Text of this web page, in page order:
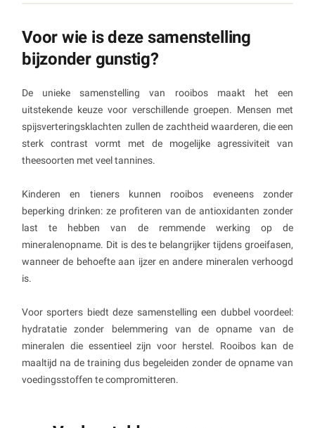
Voor wie is deze samenstelling
bijzonder gunstig?
De unieke samenstelling van rooibos maakt het een
uitstekende keuze voor verschillende groepen. Mensen met
spijsverteringsklachten zullen de zachtheid waarderen, die een
sterk contrast vormt met de mogelijke agressiviteit van
theesoorten met veel tannines.
Kinderen en tieners kunnen rooibos eveneens zonder
beperking drinken: ze profiteren van de antioxidanten zonder
last te hebben van de remmende werking op de
mineralenopname. Dit is des te belangrijker tijdens groeifasen,
wanneer de behoefte aan ijzer en andere mineralen verhoogd
is.
Voor sporters biedt deze samenstelling een dubbel voordeel:
hydratatie zonder belemmering van de opname van de
mineralen die essentieel zijn voor herstel. Rooibos kan de
maaltijd na de training dus begeleiden zonder de opname van
voedingsstoffen te compromitteren.